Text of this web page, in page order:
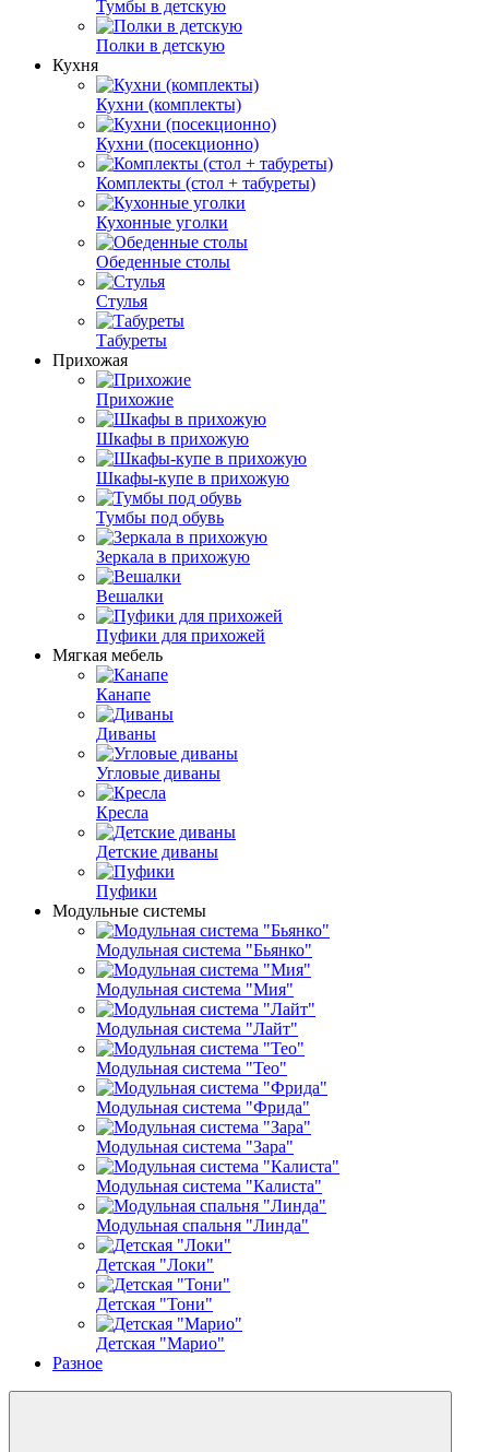
Тумбы в детскую
Полки в детскую
Кухня
Кухни (комплекты)
Кухни (посекционно)
Комплекты (стол + табуреты)
Кухонные уголки
Обеденные столы
Стулья
Табуреты
Прихожая
Прихожие
Шкафы в прихожую
Шкафы-купе в прихожую
Тумбы под обувь
Зеркала в прихожую
Вешалки
Пуфики для прихожей
Мягкая мебель
Канапе
Диваны
Угловые диваны
Кресла
Детские диваны
Пуфики
Модульные системы
Модульная система "Бьянко"
Модульная система "Мия"
Модульная система "Лайт"
Модульная система "Тео"
Модульная система "Фрида"
Модульная система "Зара"
Модульная система "Калиста"
Модульная спальня "Линда"
Детская "Локи"
Детская "Тони"
Детская "Марио"
Разное